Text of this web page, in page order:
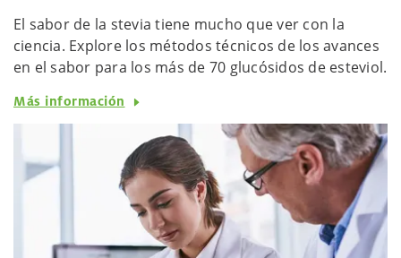
El sabor de la stevia tiene mucho que ver con la
ciencia. Explore los métodos técnicos de los avances
en el sabor para los más de 70 glucósidos de esteviol.
Más información